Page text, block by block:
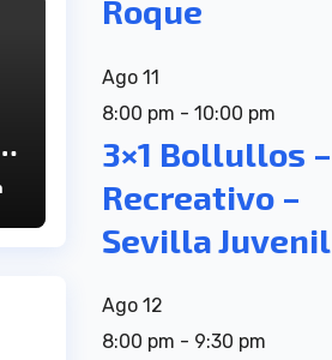
Roque
Ago 11
8:00 pm - 10:00 pm
3×1 Bollullos –
Recreativo –
Sevilla Juvenil
Ago 12
8:00 pm - 9:30 pm